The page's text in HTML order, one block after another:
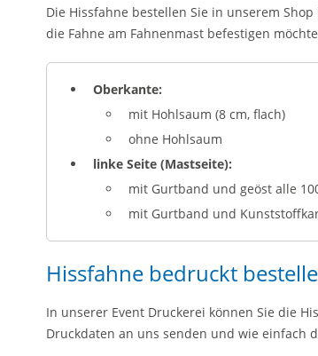
Die Hissfahne bestellen Sie in unserem
die Fahne am Fahnenmast befestigen
Oberkante:
mit Hohlsaum (8 cm, flach)
ohne Hohlsaum
linke Seite (Mastseite):
mit Gurtband und geöst alle
mit Gurtband und
Hissfahne bedruckt
In unserer Event Druckerei können Sie die
Druckdaten an uns senden und wie einfach